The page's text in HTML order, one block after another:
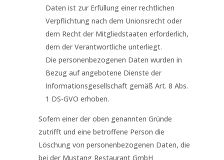
Daten ist zur Erfüllung einer rechtlichen
Verpflichtung nach dem Unionsrecht oder
dem Recht der Mitgliedstaaten erforderlich,
dem der Verantwortliche unterliegt.
Die personenbezogenen Daten wurden in
Bezug auf angebotene Dienste der
Informationsgesellschaft gemäß Art. 8 Abs.
1 DS-GVO erhoben.
Sofern einer der oben genannten Gründe
zutrifft und eine betroffene Person die
Löschung von personenbezogenen Daten, die
bei der Mustang Restaurant GmbH